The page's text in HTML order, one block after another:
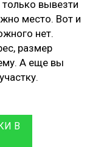
вывезти
место. Вот и
нет.
размер
А еще вы
В